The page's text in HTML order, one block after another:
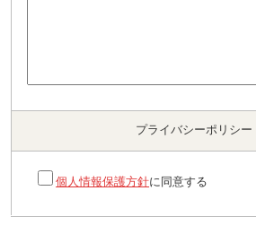
プライバシーポリシー
個人情報保護方針に同意する